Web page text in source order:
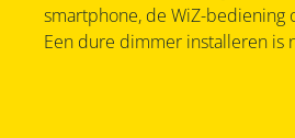
smartphone, de WiZ-bediening
Een dure dimmer installeren is